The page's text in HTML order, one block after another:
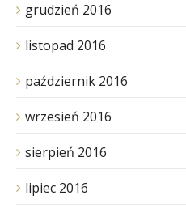
grudzień 2016
listopad 2016
październik 2016
wrzesień 2016
sierpień 2016
lipiec 2016